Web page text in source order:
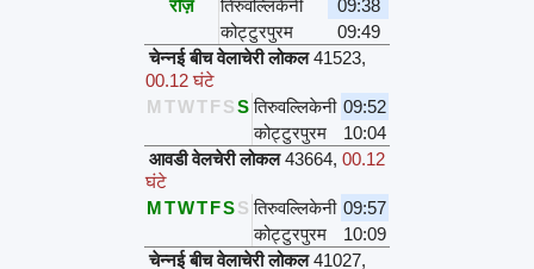
रोज़ तिरुवल्लिकेनी
09:38
कोट्टुरपुरम
09:49
चेन्नई बीच वेलाचेरी लोकल 41523,
00.12 घंटे
M TWTFSS तिरुवल्लिकेनी 09:52
कोट्टुरपुरम
10:04
आवडी वेलचेरी लोकल 43664,00.12
घंटे
MTWTFSS तिरुवल्लिकेनी 09:57
कोट्टुरपुरम
10:09
चेन्नई बीच वेलाचेरी लोकल 41027,